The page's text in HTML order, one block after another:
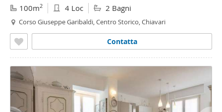
100m2 4 Loc 2 Bagni
Corso Giuseppe Garibaldi, Centro Storico, Chiavari
Contatta